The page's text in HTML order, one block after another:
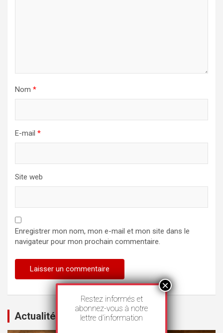
Nom *
E-mail *
Site web
Enregistrer mon nom, mon e-mail et mon site dans le
navigateur pour mon prochain commentaire.
Actualités
Restez informés et
abonnez-vous à notre
lettre d’information